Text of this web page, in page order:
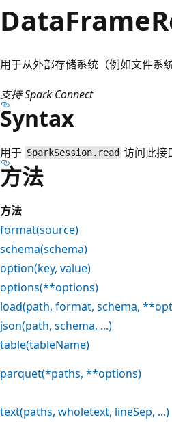
用于从外部存储系统（例如文件系
支持 Spark Connect
Syntax
用于 SparkSession.read 访问此接
方法
方法
format(source)
schema(schema)
option(key, value)
options(**options)
load(path, format, schema,
json(path, schema, ...)
table(tableName)
parquet(*paths, **options)
text(paths, wholetext, lineSep, ...)